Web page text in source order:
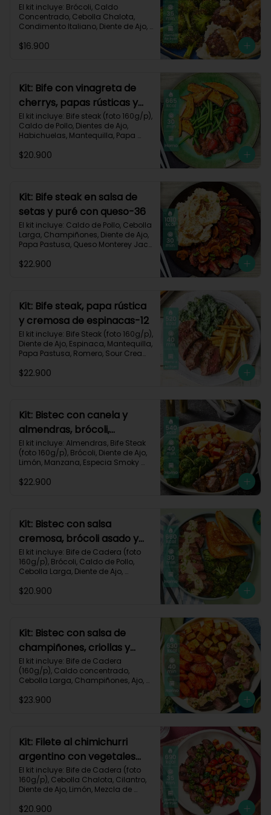
asado-137
El kit incluye: Brócoli, Caldo
Concentrado, Cebolla Chalota,
Condimento Italiano, Diente de Ajo,
Molida (150g/p), Salsa de Soya,
$16.900
Kit: Bife con vinagreta de
cherrys, papas rústicas y
habichuelas-61
El kit incluye: Bife steak (foto 160g/p),
Caldo de Pollo, Dientes de Ajo,
Habichuelas, Mantequilla, Papa
Cherry, Vinagre Balsámico, Receta
Grasas 40g
$20.900
Kit: Bife steak en salsa de
setas y puré con queso-36
El kit incluye: Caldo de Pollo, Cebolla
Larga, Champiñones, Diente de Ajo,
Papa Pastusa, Queso Monterey Jack,
Cream y Receta impresa.
$22.900
Kit: Bife steak, papa rústica
y cremosa de espinacas-12
El kit incluye: Bife Steak (foto 160g/p),
Diente de Ajo, Espinaca, Mantequilla,
Papa Pastusa, Romero, Sour Cream
$22.900
Kit: Bistec con canela y
almendras, brócoli,
zanahorias asadas y
manzana-60
El kit incluye: Almendras, Bife Steak
(foto 160g/p), Brócoli, Diente de Ajo,
Limón, Manzana, Especia Smoky
Receta Impresa.
$22.900
Kit: Bistec con salsa
cremosa, brócoli asado y
pan de ajo-67
El kit incluye: Bife de Cadera (foto
160g/p), Brócoli, Caldo de Pollo,
Cebolla Larga, Diente de Ajo,
Hamburguesa, Sour Cream, Receta
Proteínas 36g
$20.900
Kit: Bistec con salsa de
champiñones, criollas y
zanahorias asadas-87
El kit incluye: Bife de Cadera
(160g/p), Caldo concentrado,
Cebolla Larga, Champiñones, Ajo,
Cream, Zanahoria, Receta Impresa.
$23.900
Kit: Filete al chimichurri
argentino con vegetales
horneados-110
El kit incluye: Bife de Cadera (foto
160g/p), Cebolla Chalota, Cilantro,
Diente de Ajo, Limón, Mezcla de
Verde, Tomate Tipo Cherry,
$20.900